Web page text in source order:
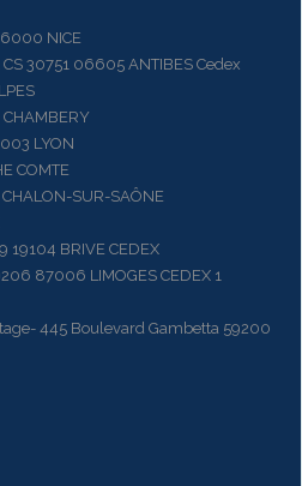
NICE
30751 06605 ANTIBES Cedex
LYON
COMTE
SUR-SAÔNE
BRIVE CEDEX
87006 LIMOGES CEDEX 1
445 Boulevard Gambetta 59200